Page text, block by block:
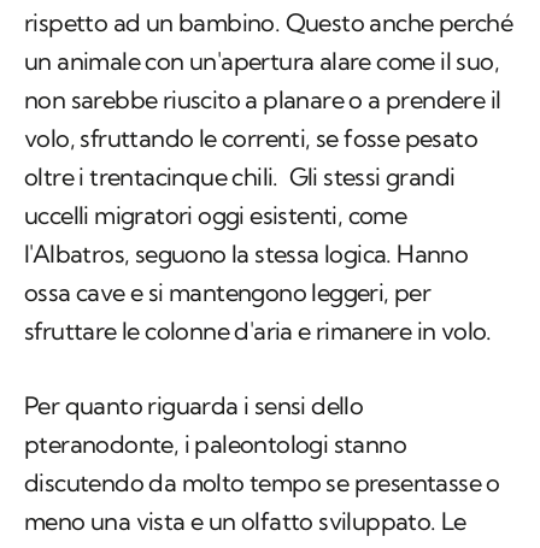
ritengono che pesasse non molto di più
rispetto ad un bambino. Questo anche perché
un animale con un'apertura alare come il suo,
non sarebbe riuscito a planare o a prendere il
volo, sfruttando le correnti, se fosse pesato
oltre i trentacinque chili. Gli stessi grandi
uccelli migratori oggi esistenti, come
l'Albatros, seguono la stessa logica. Hanno
ossa cave e si mantengono leggeri, per
Per quanto riguarda i sensi dello
pteranodonte, i paleontologi stanno
discutendo da molto tempo se presentasse o